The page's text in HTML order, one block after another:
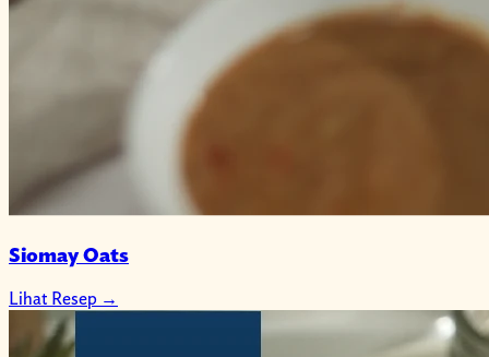
Siomay Oats
Lihat Resep →